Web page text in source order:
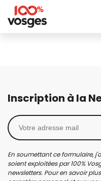
Inscription à la
En soumettant ce formulaire,
soient exploitées par 100%
newsletters. Pour en savoir